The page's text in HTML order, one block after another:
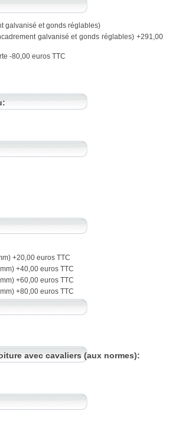
galvanisé et gonds réglables)
galvanisé et gonds réglables) +291,00
-80,00 euros TTC
+20,00 euros TTC
+40,00 euros TTC
+60,00 euros TTC
+80,00 euros TTC
avec cavaliers (aux normes):